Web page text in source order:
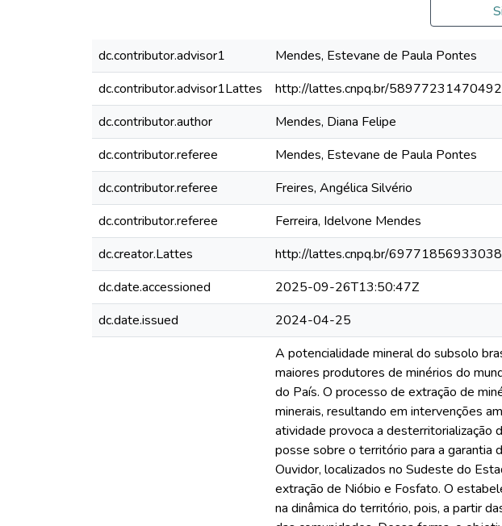
dc.contributor.advisor1
Mendes, Estevane de Paula Pontes
dc.contributor.advisor1Lattes
http://lattes.cnpq.br/
dc.contributor.author
Mendes, Diana Felipe
dc.contributor.referee
Mendes, Estevane de Paula Pontes
dc.contributor.referee
Freires, Angélica Silvério
dc.contributor.referee
Ferreira, Idelvone Mendes
dc.creator.Lattes
http://lattes.cnpq.br/
dc.date.accessioned
2025-09-26T13:50:47Z
dc.date.issued
2024-04-25
A potencialidade mineral do subsolo
maiores produtores de minérios do
do País. O processo de extração de
minerais, resultando em intervenções
atividade provoca a desterritorialização
posse sobre o território para a garantia
Ouvidor, localizados no Sudeste do
extração de Nióbio e Fosfato. O
na dinâmica do território, pois, a partir